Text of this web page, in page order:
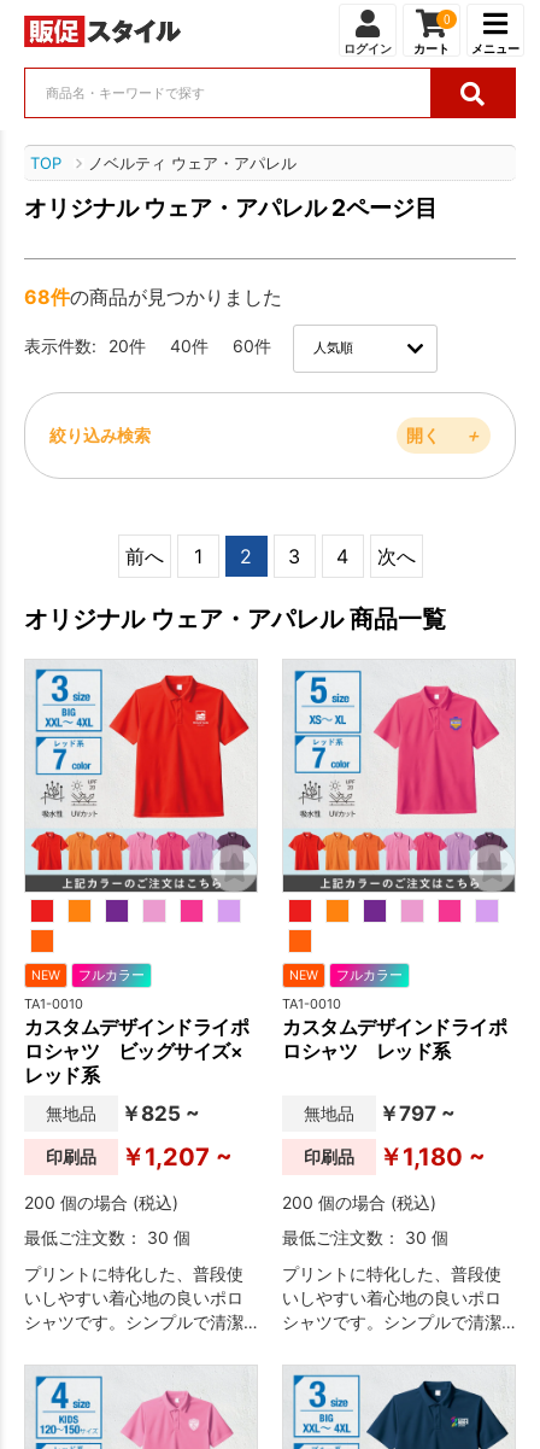
ログイン
0
カート メニュー
TOP ノベルティ ウェア・アパレル
オリジナル ウェア・アパレル 2ページ目
68件の商品が見つかりました
表示件数: 20件 40件 60件
絞り込み検索 開く ＋
前へ 1 2 3 4 次へ
オリジナル ウェア・アパレル 商品一覧
NEW フルカラー
TA1-0010
カスタムデザインドライポ
ロシャツ ビッグサイズ×
レッド系
無地品 ￥825 ~
印刷品 ￥1,207 ~
200 個の場合 (税込)
最低ご注文数： 30 個
プリントに特化した、普段使
いしやすい着心地の良いポロ
シャツです。シンプルで清潔
ベント・物販・ユニフォーム
など幅広い用途におすすめで
す。
NEW フルカラー
TA1-0010
カスタムデザインドライポ
ロシャツ レッド系
無地品 ￥797 ~
印刷品 ￥1,180 ~
200 個の場合 (税込)
最低ご注文数： 30 個
プリントに特化した、普段使
いしやすい着心地の良いポロ
シャツです。シンプルで清潔
ベント・物販・ユニフォーム
など幅広い用途におすすめで
す。